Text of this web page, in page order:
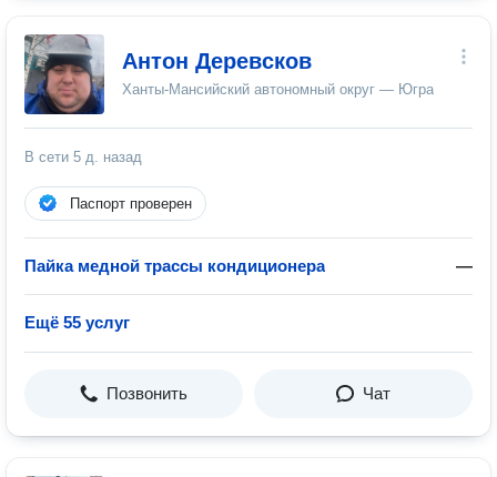
Антон Деревсков
Ханты-Мансийский автономный округ — Югра
В сети 5 д. назад
Паспорт проверен
Пайка медной трассы кондиционера —
Ещё 55 услуг
Позвонить Чат